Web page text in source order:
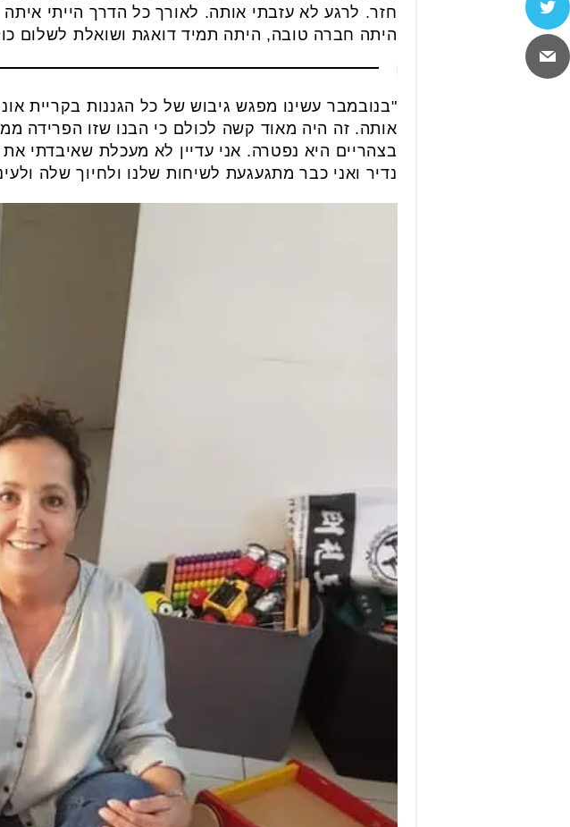
חזר. לרגע לא עזבתי אותה. לאורך כל הדרך הייתי
היתה חברה טובה, היתה תמיד דואגת ושואלת לשלום
"בנובמבר עשינו מפגש גיבוש של כל הגננות בקריית
אותה. זה היה מאוד קשה לכולם כי הבנו שזו הפרידה
בצהריים היא נפטרה. אני עדיין לא מעכלת שאיבדתי
נדיר ואני כבר מתגעגעת לשיחות שלנו ולחיוך שלה